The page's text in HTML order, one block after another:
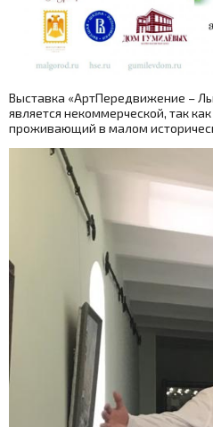
Выставка «АртПередвижение –
является некоммерческой, так
проживающий в малом